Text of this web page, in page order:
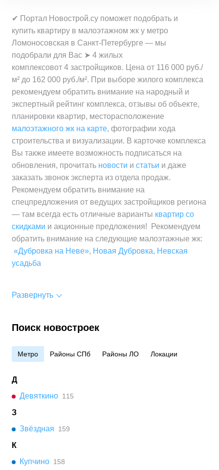
Средняя цена от 160 000 ₽
за 1 м²
Средняя цена
за 1 м²
от 138 300 ₽
Средняя цена
за квартиру
от 8 247 000 ₽
Минимальная цена
за 1 м²
Средняя цена
за 1 м²
от 134 000 ₽
за квартиру
Средняя цена
за квартиру
от 9 580 000 ₽
Минимальная цена
за 1 м²
от 116 000 ₽
Средняя цена
за 1 м²
от 134 500 ₽
✔ Портал Новострой.су поможет подобрать и
купить квартиру в малоэтажном жк у метро
Ломоносовская в Санкт-Петербурге — мы
подобрали для Вас ➤ 4 жилых
комплексовот 4 застройщиков. Цена от 116 000 руб./
м² до 162 000 руб./м². При выборе жилого комплекса
рекомендуем обратить внимание на народный и
экспертный рейтинг комплекса, отзывы об объекте,
планировки квартир, месторасположение
малоэтажного жк на карте, фотографии хода
строительства и визуализации. В карточке комплекса
Вы также имеете возможность подписаться на
обновления, прочитать новости и статьи и даже
заказать звонок эксперта из отдела продаж.
Рекомендуем обратить внимание на
спецпредложения от ведущих застройщиков региона
— там всегда есть отличные варианты квартир со
скидками и акционные предложения! Рекомендуем
обратить внимание на следующие малоэтажные жк:
«Дубровка на Неве», Новая Дубровка, Невская
усадьба
Развернуть
Поиск новостроек
Метро Районы СПб Районы ЛО Локации
Д
Девяткино 115
З
Звёздная
159
К
Купчино 158